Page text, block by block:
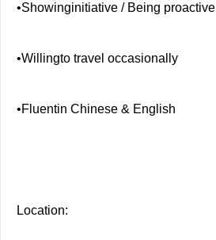
•Showinginitiative / Being proactive
•Willingto travel occasionally
•Fluentin Chinese & English
Location: